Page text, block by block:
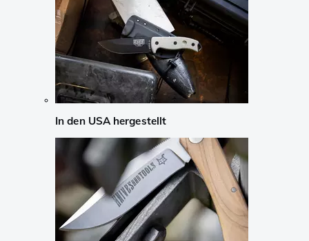
In den USA hergestellt